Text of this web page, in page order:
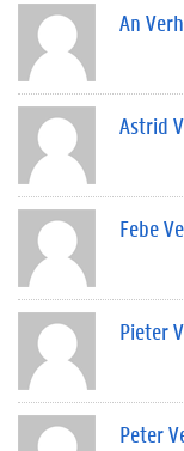
An
Astrid
Febe
Pieter
Peter